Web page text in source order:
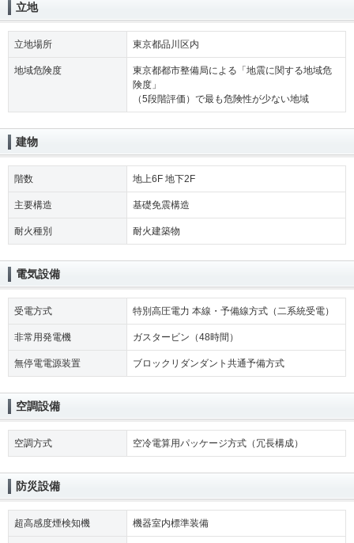
立地
立地場所 東京都品川区内
地域危険度
東京都都市整備局による「地震に関する地域危
険度」
（5段階評価）で最も危険性が少ない地域
建物
階数 地上6F 地下2F
主要構造 基礎免震構造
耐火種別 耐火建築物
電気設備
受電方式 特別高圧電力 本線・予備線方式（二系統受電）
非常用発電機 ガスタービン（48時間）
無停電電源装置 ブロックリダンダント共通予備方式
空調設備
空調方式 空冷電算用パッケージ方式（冗長構成）
防災設備
超高感度煙検知機 機器室内標準装備